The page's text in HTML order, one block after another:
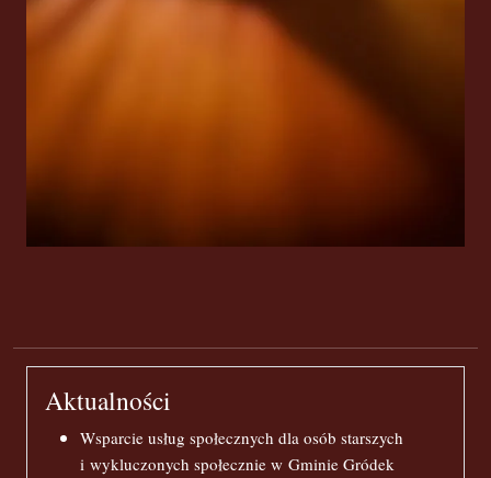
Aktualności
Wsparcie usług społecznych dla osób starszych
i wykluczonych społecznie w Gminie Gródek